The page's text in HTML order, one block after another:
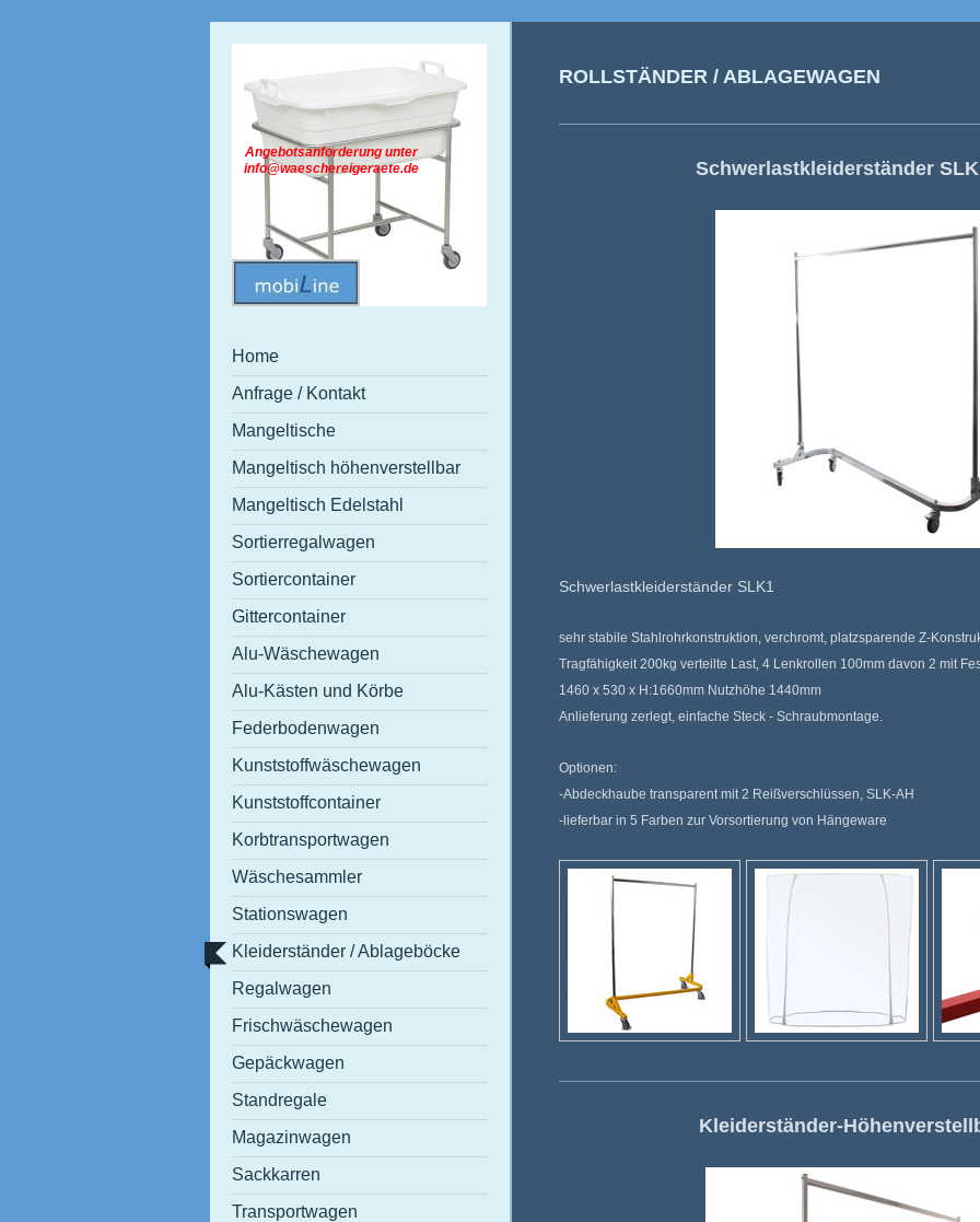
Angebotsanforderung unter
info@waeschereigeraete.de
Home
Anfrage / Kontakt
Mangeltische
Mangeltisch höhenverstellbar
Mangeltisch Edelstahl
Sortierregalwagen
Sortiercontainer
Gittercontainer
Alu-Wäschewagen
Alu-Kästen und Körbe
Federbodenwagen
Kunststoffwäschewagen
Kunststoffcontainer
Korbtransportwagen
Wäschesammler
Stationswagen
Kleiderständer / Ablageböcke
Regalwagen
Frischwäschewagen
Gepäckwagen
Standregale
Magazinwagen
Sackkarren
Transportwagen
ROLLSTÄNDER / ABLAGEWAGEN
Schwerlastkleiderständer SLK
Schwerlastkleiderständer SLK1
sehr stabile Stahlrohrkonstruktion, verchromt, platzsparende Z-
Tragfähigkeit 200kg verteilte Last, 4 Lenkrollen 100mm davon 2 mit
1460 x 530 x H:1660mm Nutzhöhe 1440mm
Anlieferung zerlegt, einfache Steck - Schraubmontage.
Optionen:
-Abdeckhaube transparent mit 2 Reißverschlüssen, SLK-AH
-lieferbar in 5 Farben zur Vorsortierung von Hängeware
Kleiderständer-